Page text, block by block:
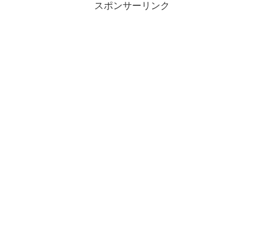
スポンサーリンク